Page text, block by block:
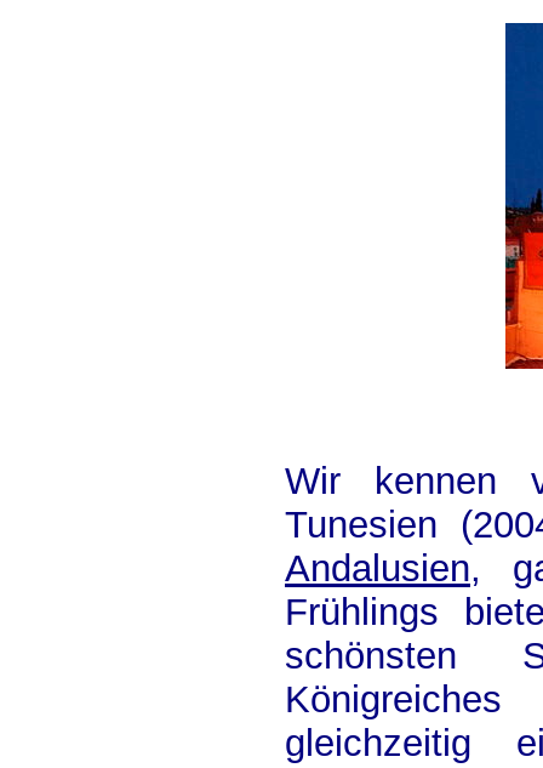
Wir kennen
Tunesien
Andalusien,
Frühlings
schönsten
gleichzeitig